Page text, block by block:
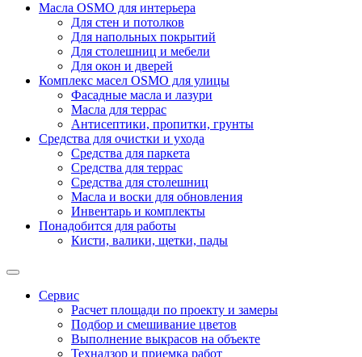
Масла OSMO для интерьера
Для стен и потолков
Для напольных покрытий
Для столешниц и мебели
Для окон и дверей
Комплекс масел OSMO для улицы
Фасадные масла и лазури
Масла для террас
Антисептики, пропитки, грунты
Средства для очистки и ухода
Средства для паркета
Средства для террас
Средства для столешниц
Масла и воски для обновления
Инвентарь и комплекты
Понадобится для работы
Кисти, валики, щетки, пады
Сервис
Расчет площади по проекту и замеры
Подбор и смешивание цветов
Выполнение выкрасов на объекте
Технадзор и приемка работ